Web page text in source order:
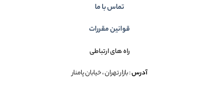
تماس با ما
قوانین مقررات
راه های ارتباطی
آدرس: بازار تهران ، خیابان پامنار